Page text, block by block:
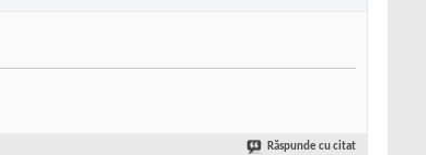
Răspunde cu citat